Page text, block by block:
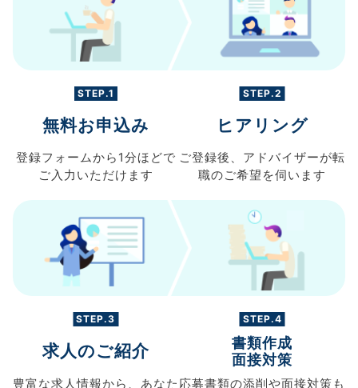
STEP.1
無料お申込み
登録フォームから 1分ほどで
ご入力 いただけます
STEP.2
ヒアリング
ご登録後、 アドバイザーが転
職のご希望を伺います
STEP.3
求人のご紹介
豊富な求人情報から、 あなた
STEP.4
書類作成
面接対策
応募書類の添削や面接対策も